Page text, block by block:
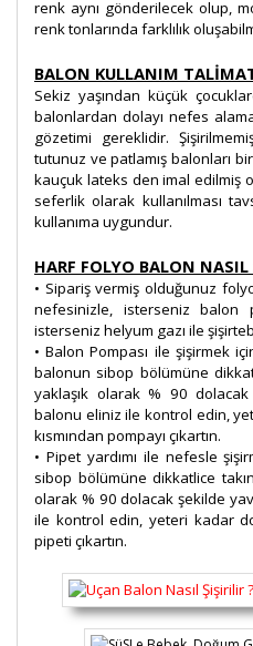
renk aynı gönderilecek olup,
renk tonlarında farklılık
BALON KULLANIM
Sekiz yaşından küçük
balonlardan dolayı nefes
gözetimi gereklidir.
tutunuz ve patlamış balonları
kauçuk lateks den imal edilmiş
seferlik olarak kullanılması
kullanıma uygundur.
HARF FOLYO BALON NASIL
• Sipariş vermiş olduğunuz
nefesinizle, isterseniz balon
isterseniz helyum gazı ile
• Balon Pompası ile şişirmek
balonun sibop bölümüne
yaklaşık olarak % 90
balonu eliniz ile kontrol edin,
kısmından pompayı çıkartın.
• Pipet yardımı ile nefesle
sibop bölümüne dikkatlice
olarak % 90 dolacak şekilde
ile kontrol edin, yeteri kadar
pipeti çıkartın.